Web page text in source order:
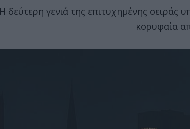
Η δεύτερη γενιά της επιτυχημένης σειράς
κορυφαία